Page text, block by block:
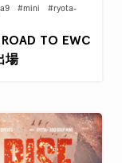
#mini
#ryota-
TO EWC
場